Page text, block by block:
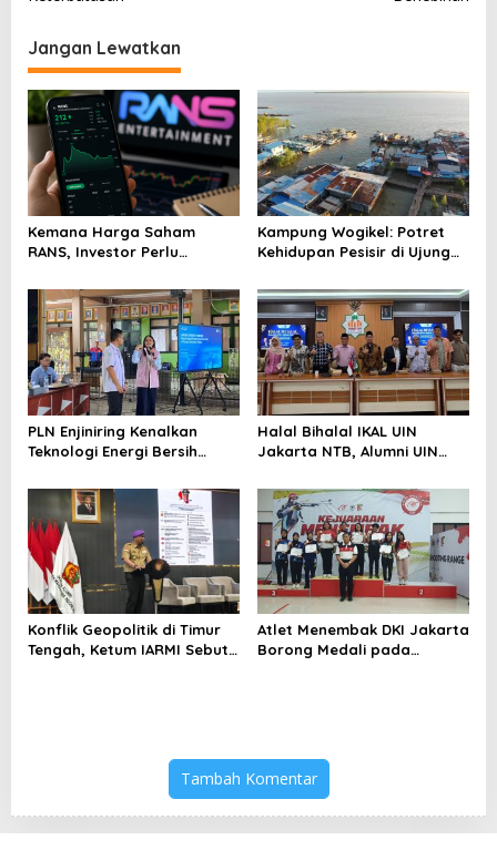
a
s
i
p
o
s
Jangan Lewatkan
Kemana Harga Saham
RANS, Investor Perlu
Menghindari Spekulasi
Berlebihan
Kampung Wogikel: Potret
Kehidupan Pesisir di Ujung
Bertahan di Tengah
Keterbatasan
PLN Enjiniring Kenalkan
Teknologi Energi Bersih
Halal Bihalal IKAL UIN
Jakarta NTB, Alumni UIN
Strategis
Konflik Geopolitik di Timur
Tengah, Ketum IARMI Sebut
Atlet Menembak DKI Jakarta
Borong Medali pada
Tambah Komentar